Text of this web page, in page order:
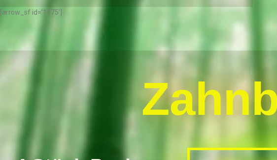
[arrow_sf id=’1175′]